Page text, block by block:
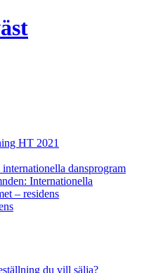
HT 2021
dansprogram
Internationella
– residens
du vill sälja?